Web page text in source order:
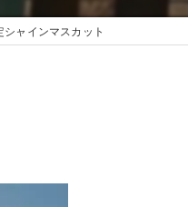
シャインマスカット